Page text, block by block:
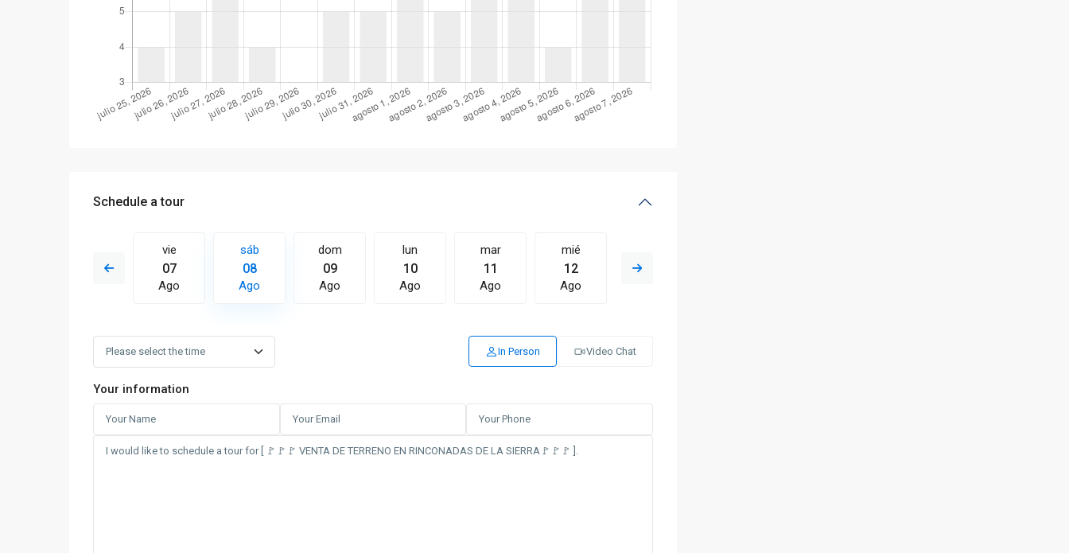
Schedule a tour
vie
07
Ago
sáb
08
Ago
dom
09
Ago
lun
10
Ago
mar
11
Ago
mié
12
Ago
In Person Video Chat
Your information